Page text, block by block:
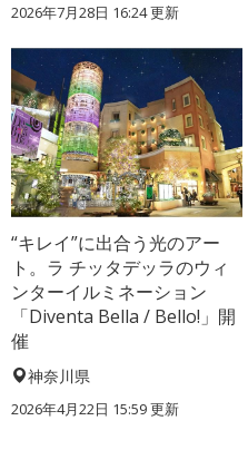
2026年7月28日 16:24 更新
“キレイ”に出合う光のアー
ト。ラ チッタデッラのウィ
ンターイルミネーション
「Diventa Bella / Bello!」開
催
神奈川県
2026年4月22日 15:59 更新